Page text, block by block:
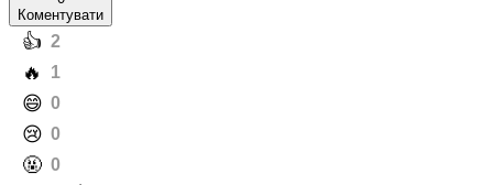
Коментувати
️👍 2
️🔥 1
️😄 0
️😢 0
️🤬 0